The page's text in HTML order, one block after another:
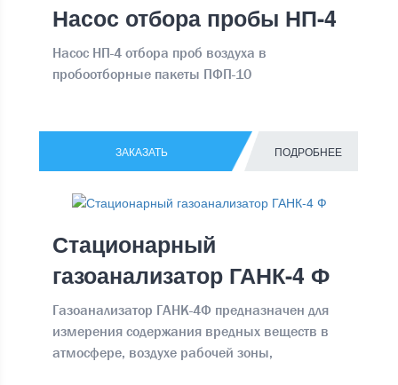
Насос отбора пробы НП-4
Насос НП-4 отбора проб воздуха в
пробоотборные пакеты ПФП-10
ЗАКАЗАТЬ ПОДРОБНЕЕ
Стационарный
газоанализатор ГАНК-4 Ф
Газоанализатор ГАНК-4Ф предназначен для
измерения содержания вредных веществ в
атмосфере, воздухе рабочей зоны,